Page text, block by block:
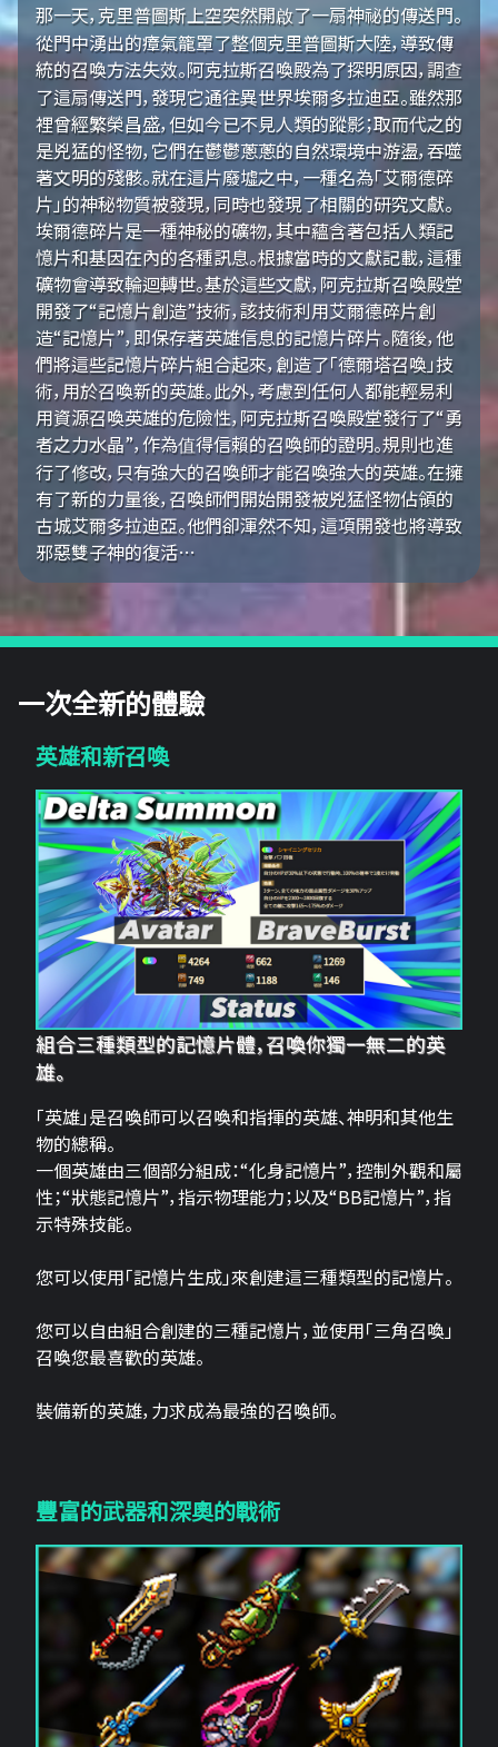
那一天，克里普圖斯上空突然開啟了一扇神祕的傳送門。
從門中湧出的瘴氣籠罩了整個克里普圖斯大陸，導致傳
統的召喚方法失效。阿克拉斯召喚殿為了探明原因，調查
了這扇傳送門，發現它通往異世界埃爾多拉迪亞。雖然那
裡曾經繁榮昌盛，但如今已不見人類的蹤影；取而代之的
是兇猛的怪物，它們在鬱鬱蔥蔥的自然環境中游盪，吞噬
著文明的殘骸。就在這片廢墟之中，一種名為「艾爾德碎
片」的神秘物質被發現，同時也發現了相關的研究文獻。
埃爾德碎片是一種神秘的礦物，其中蘊含著包括人類記
憶片和基因在內的各種訊息。根據當時的文獻記載，這種
礦物會導致輪迴轉世。基於這些文獻，阿克拉斯召喚殿堂
開發了“記憶片創造”技術，該技術利用艾爾德碎片創
造“記憶片”，即保存著英雄信息的記憶片碎片。隨後，他
們將這些記憶片碎片組合起來，創造了「德爾塔召喚」技
術，用於召喚新的英雄。此外，考慮到任何人都能輕易利
用資源召喚英雄的危險性，阿克拉斯召喚殿堂發行了“勇
者之力水晶”，作為值得信賴的召喚師的證明。規則也進
行了修改，只有強大的召喚師才能召喚強大的英雄。在擁
有了新的力量後，召喚師們開始開發被兇猛怪物佔領的
古城艾爾多拉迪亞。他們卻渾然不知，這項開發也將導致
邪惡雙子神的復活…
一次全新的體驗
英雄和新召喚
組合三種類型的記憶片體，召喚你獨一無二的英
雄。
「英雄」是召喚師可以召喚和指揮的英雄、神明和其他生
物的總稱。
一個英雄由三個部分組成：“化身記憶片”，控制外觀和屬
性；“狀態記憶片”，指示物理能力；以及“BB記憶片”，指
示特殊技能。
您可以使用「記憶片生成」來創建這三​​種類型的記憶片。
您可以自由組合創建的三種記憶片，並使用「三角召喚」
召喚您最喜歡的英雄。
裝備新的英雄，力求成為最強的召喚師。
豐富的武器和深奧的戰術